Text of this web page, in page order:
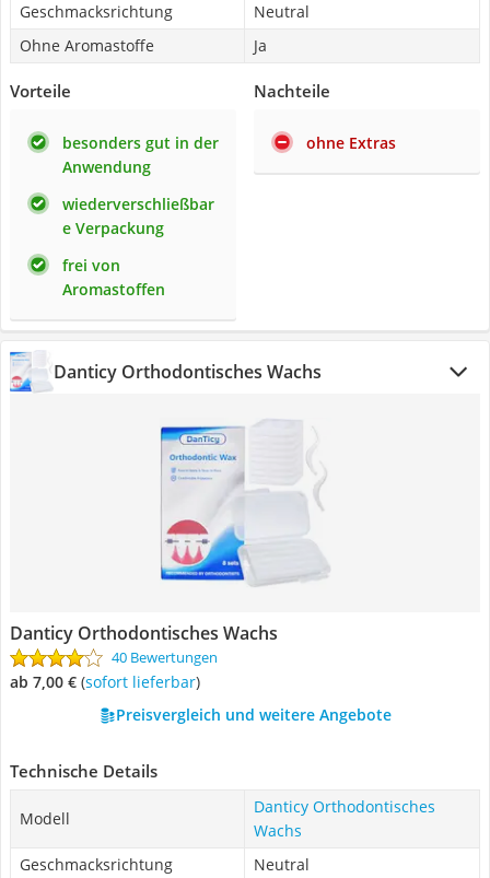
Geschmacksrichtung
Neutral
Ohne Aromastoffe
Ja
Vorteile
besonders gut in der
Anwendung
wiederverschließbar
e Verpackung
frei von
Aromastoffen
Nachteile
ohne Extras
Danticy Orthodontisches Wachs
Danticy Orthodontisches Wachs
40 Bewertungen
ab 7,00 € ( Sofort lieferbar)
Preisvergleich und weitere Angebote
Technische Details
Modell
Danticy Orthodontisches
Wachs
Geschmacksrichtung
Neutral